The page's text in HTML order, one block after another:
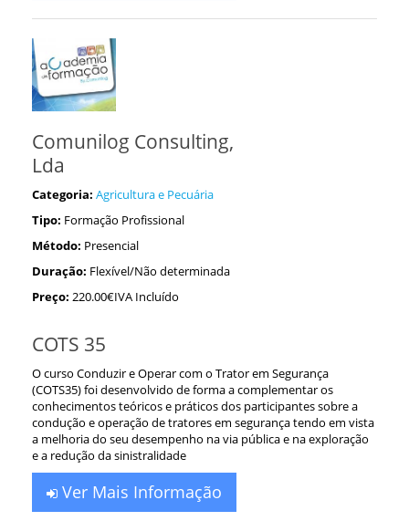
Comunilog Consulting,
Lda
Categoria: Agricultura e Pecuária
Tipo: Formação Profissional
Método: Presencial
Duração: Flexível/Não determinada
Preço: 220.00€IVA Incluído
COTS 35
O curso Conduzir e Operar com o Trator em Segurança
(COTS35) foi desenvolvido de forma a complementar os
conhecimentos teóricos e práticos dos participantes sobre a
condução e operação de tratores em segurança tendo em vista
a melhoria do seu desempenho na via pública e na exploração
e a redução da sinistralidade
Ver Mais Informação